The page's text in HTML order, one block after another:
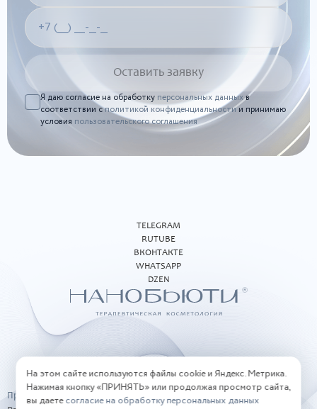
Я даю согласие на обработку персональных данныхв
соответствии сполитикой конфиденциальностии принимаю
условия пользовательского соглашения
TELEGRAM
RUTUBE
ВКОНТАКТЕ
WHATSAPP
DZEN
Правовая информация
На этом сайте используются файлы cookie и Яндекс. Метрика.
Нажимая кнопку «ПРИНЯТЬ» или продолжая просмотр сайта,
вы даетесогласие на обработку персональных данных